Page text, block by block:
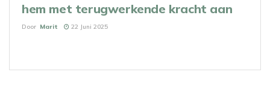
hem met terugwerkende kracht aan
Door Marit 22 Juni 2025